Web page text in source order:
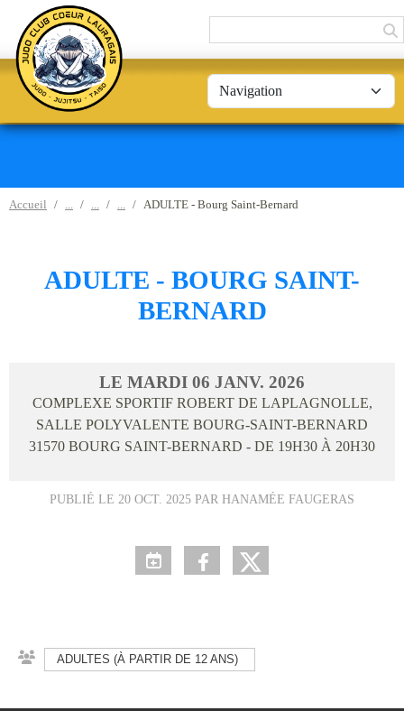
Accueil ADULTE - Bourg Saint-Bernard
ADULTE - BOURG SAINT-
BERNARD
LE MARDI 06 JANV. 2026
COMPLEXE SPORTIF ROBERT DE LAPLAGNOLLE,
SALLE POLYVALENTE BOURG-SAINT-BERNARD
31570 BOURG SAINT-BERNARD - DE 19H30 À 20H30
PUBLIÉ LE 20 OCT. 2025 PAR HANAMÉE FAUGERAS
ADULTES (À PARTIR DE 12 ANS)
Panneau de gestion des cookies